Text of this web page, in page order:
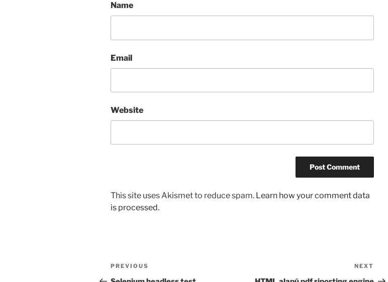
Name
Email
Website
This site uses Akismet to reduce spam. Learn how your comment data
is processed.
Post
Previous
Post
PREVIOUS
Post
NEXT